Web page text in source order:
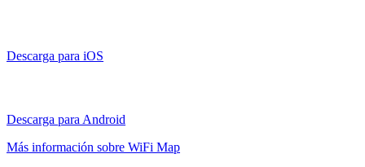
Descarga para iOS
Descarga para Android
Más información sobre WiFi Map